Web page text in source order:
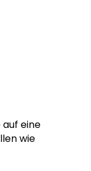
eine
wie